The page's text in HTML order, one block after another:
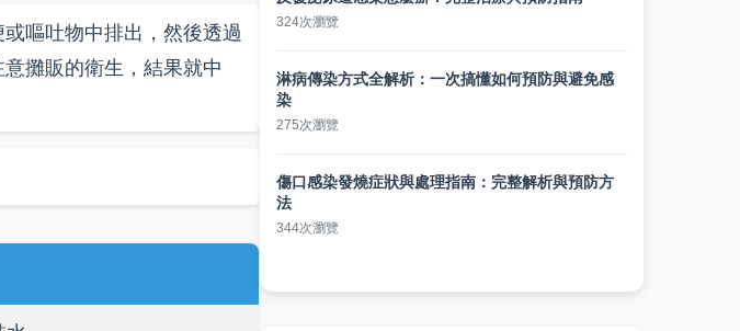
嘔吐物中排出，然後透過
攤販的衛生，結果就中
324次瀏覽
淋病傳染方式全解析：一次搞懂如何預防與避免感
染
275次瀏覽
傷口感染發燒症狀與處理指南：完整解析與預防方
法
344次瀏覽